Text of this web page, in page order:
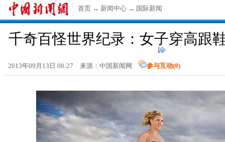
首页 → 新闻中心 → 国际新闻
千奇百怪世界纪录：女子穿高跟
2013年09月13日 08:27 来源： 中国新闻网 参与互动(0)